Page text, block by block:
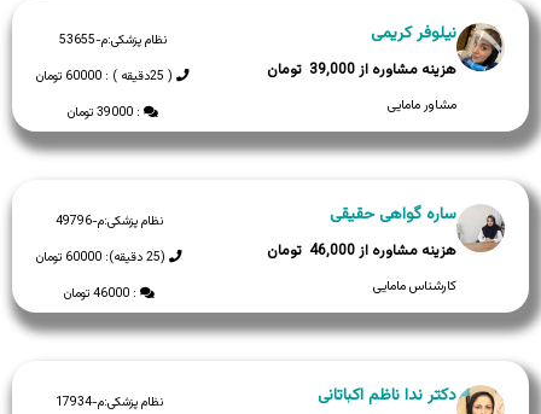
نظام پزشکی:م-53655
( 25دقیقه ) : 60000 تومان
: 39000 تومان
نیلوفر کریمی
39,000
مشاور مامایی
نظام پزشکی:م-49796
(25 دقیقه): 60000 تومان
: 46000 تومان
ساره گواهی حقیقی
46,000
کارشناس مامایی
نظام پزشکی:م-17934
دکتر ندا ناظم اکباتانی